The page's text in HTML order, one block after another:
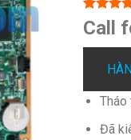
5.00
dựa trên
1
đánh giá
Call
Đã